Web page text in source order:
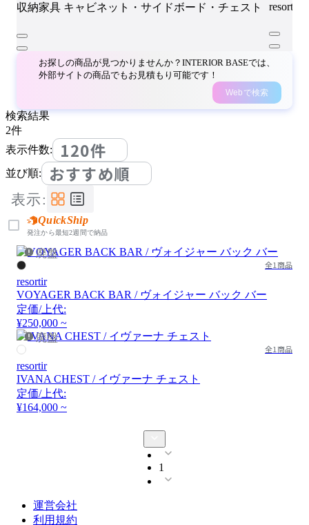
収納家具 キャビネット・サイドボード・チェスト resortir
お探しの商品が見つかりませんか？INTERIOR BASEでは、
外部サイトの商品でもお見積もり可能です！
Webで検索
検索結果
2件
表示件数:
120件
並び順: おすすめ順
表示:
QuickShip
発注から最短2週間で納品
廃盤
全1商品
resortir
VOYAGER BACK BAR / ヴォイジャー バック バー
定価/上代:
¥250,000 ~
廃盤
全1商品
resortir
IVANA CHEST / イヴァーナ チェスト
定価/上代:
¥164,000 ~
1
運営会社
利用規約